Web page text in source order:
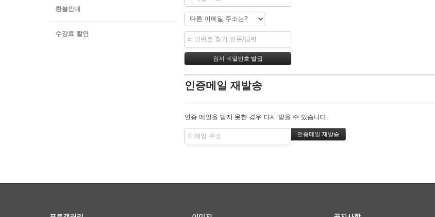
인증메일 재발송
인증 메일을 받지 못한 경우 다시 받을 수 있습니다.
환불안내
수강료 할인